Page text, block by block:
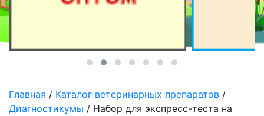
Главная / Каталог ветеринарных препаратов /
Диагностикумы / Набор для экспресс-теста на